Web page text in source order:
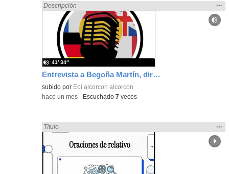
Entrevista a Begoña Martín, directora de la EOI Alcorcón-Ext. S. Martín
Encontrado «Español» en:
Descripción
la
…
subido por Eoi alcorcon alcorcon
41′ 34″
-hace un mes - Escuchado7 veces
Encontrado «Español» en:
Título
la
…